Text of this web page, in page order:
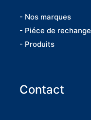
- Nos marques
- Piéce de rechange
- Produits
Contact